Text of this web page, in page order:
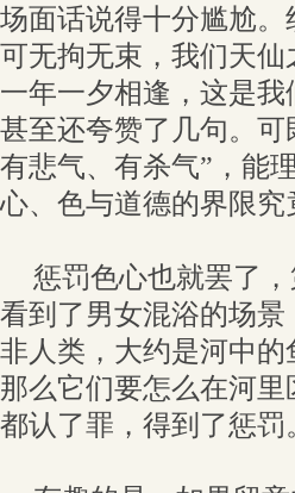
场面话说得十分尴尬
可无拘无束，我们天
一年一夕相逢，这是
甚至还夸赞了几句。
有悲气、有杀气”，能
心、色与道德的界限
惩罚色心也就罢了
看到了男女混浴的场
非人类，大约是河中
那么它们要怎么在河
都认了罪，得到了惩罚